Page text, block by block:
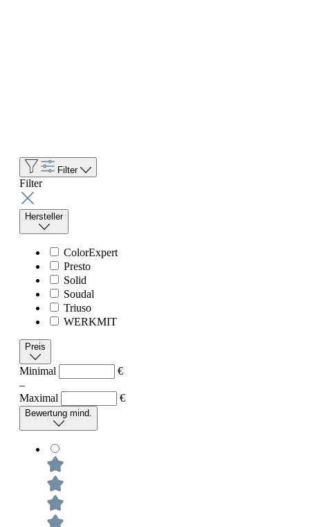
Filter
Filter
Hersteller
ColorExpert
Presto
Solid
Soudal
Triuso
WERKMIT
Preis
Minimal
€
–
Maximal
€
Bewertung mind.